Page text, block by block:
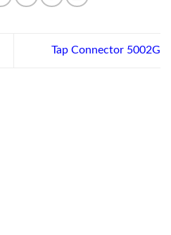
Tap Connector 5002G